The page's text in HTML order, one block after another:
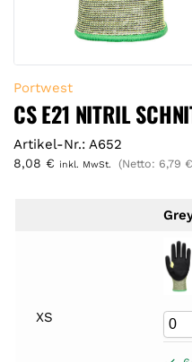
Portwest
CS E21 NITRIL
Artikel-Nr.: A652
8,08 € inkl. MwSt. (Netto: 6,79 €
XS